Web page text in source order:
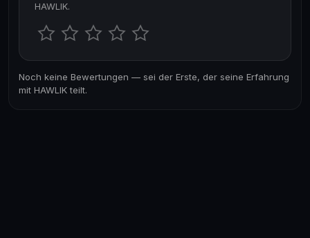
HAWLIK.
Noch keine Bewertungen — sei der Erste, der seine Erfahrung
mit HAWLIK teilt.